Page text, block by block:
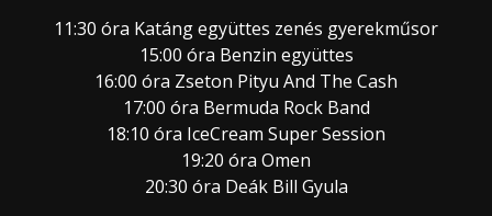
11:30 óra Katáng együttes zenés gyerekműsor
15:00 óra Benzin együttes
16:00 óra Zseton Pityu And The Cash
17:00 óra Bermuda Rock Band
18:10 óra IceCream Super Session
19:20 óra Omen
20:30 óra Deák Bill Gyula